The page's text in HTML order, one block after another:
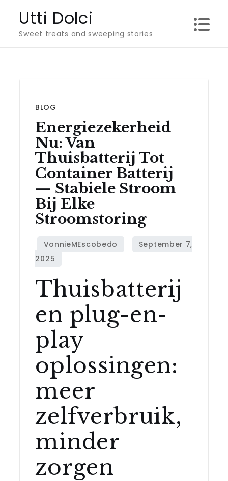
content
Utti Dolci
Sweet treats and sweeping stories
BLOG
Energiezekerheid
Nu: Van
Thuisbatterij Tot
Container Batterij
— Stabiele Stroom
Bij Elke
Stroomstoring
Thuisbatterij
en plug-en-
play
oplossingen:
meer
zelfverbruik,
minder
zorgen